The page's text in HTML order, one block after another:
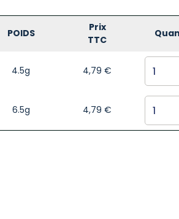
POIDS
Prix
TTC
4.5g 4,79 €
6.5g 4,79 €